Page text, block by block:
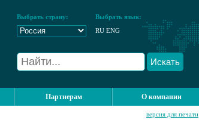
Выбрать страну:
Выбрать язык:
RU ENG
Искать
Партнерам О компании
версия для печати